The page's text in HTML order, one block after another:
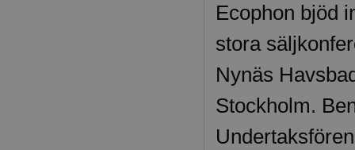
Ecophon bjöd
stora
Nynäs
Stockholm.